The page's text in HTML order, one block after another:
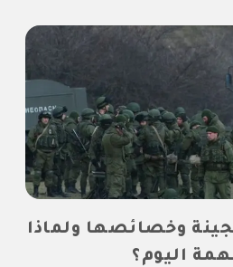
وخصائصها ولماذا
اليوم؟